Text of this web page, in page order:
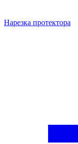
Нарезка протектора